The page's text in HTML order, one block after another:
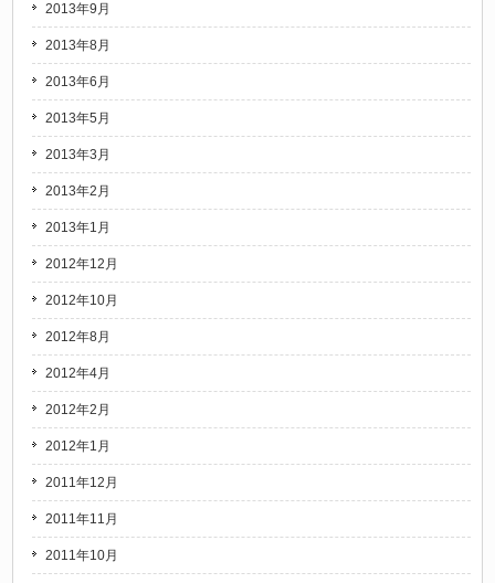
2013年9月
2013年8月
2013年6月
2013年5月
2013年3月
2013年2月
2013年1月
2012年12月
2012年10月
2012年8月
2012年4月
2012年2月
2012年1月
2011年12月
2011年11月
2011年10月